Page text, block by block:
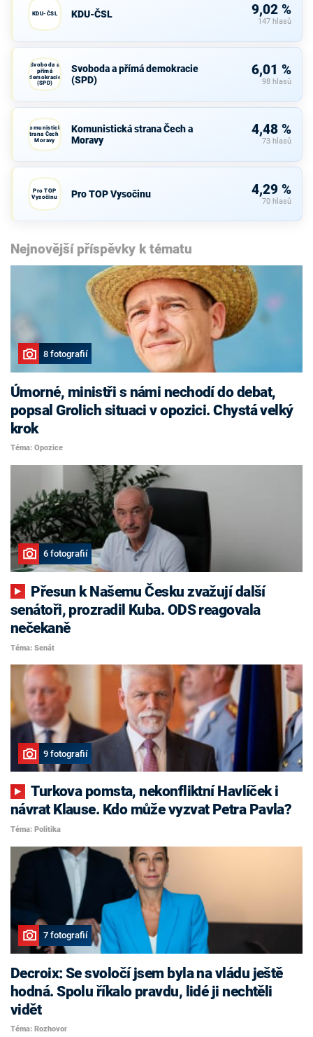
KDU-ČSL KDU-ČSL 9,02 %
147 hlasů
Svoboda a
přímá
demokracie
(SPD)
Svoboda a přímá demokracie
(SPD)
6,01 %
98 hlasů
Komunistická
strana Čech a
Moravy
Komunistická strana Čech a
Moravy
4,48 %
73 hlasů
Pro TOP
Vysočinu
Pro TOP Vysočinu 4,29 %
70 hlasů
Nejnovější příspěvky k tématu
8 fotografií
Úmorné, ministři s námi nechodí do debat,
popsal Grolich situaci v opozici. Chystá velký
krok
Téma: Opozice
6 fotografií
senátoři, prozradil Kuba. ODS reagovala
nečekaně
Téma: Senát
9 fotografií
Turkova pomsta, nekonfliktní Havlíček i
návrat Klause. Kdo může vyzvat Petra Pavla?
Téma: Politika
7 fotografií
Decroix: Se svoločí jsem byla na vládu ještě
hodná. Spolu říkalo pravdu, lidé ji nechtěli
vidět
Téma: Rozhovor